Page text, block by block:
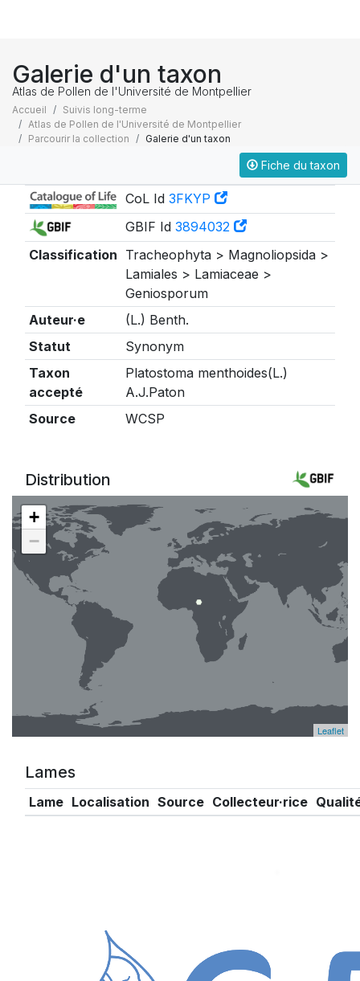
Galerie d'un taxon
Atlas de Pollen de l'Université de Montpellier
Accueil
Suivis long-terme
Atlas de Pollen de l'Université de Montpellier
Parcourir la collection
Galerie d'un taxon
Fiche du taxon
CoL Id 3FKYP
GBIF Id 3894032
Classification Tracheophyta > Magnoliopsida >
Lamiales > Lamiaceae >
Geniosporum
Auteur·e
(L.) Benth.
Statut
Synonym
Taxon
accepté
Platostoma menthoides(L.)
A.J.Paton
Source
WCSP
Distribution
+
−
Leaflet
Lames
Lame Localisation Source Collecteur·rice